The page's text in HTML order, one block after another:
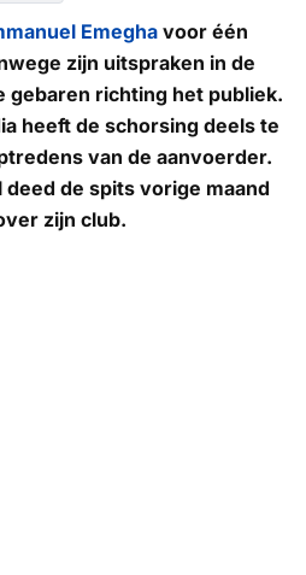
Emegha voor één
zijn uitspraken in de
gebaren richting het publiek.
heeft de schorsing deels te
van de aanvoerder.
de spits vorige maand
zijn club.